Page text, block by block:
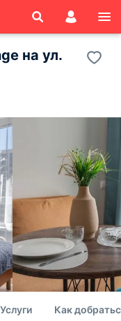
на ул.
Услуги Как